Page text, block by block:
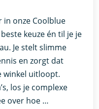
in onze Coolblue
keuze én til je je
Je stelt slimme
en zorgt dat
winkel uitloopt.
los je complexe
over hoe …